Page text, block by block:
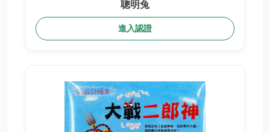
聰明兔
進入認證